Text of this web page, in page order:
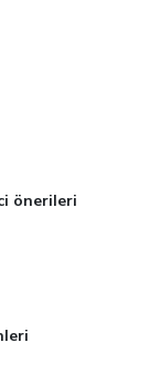
önerileri